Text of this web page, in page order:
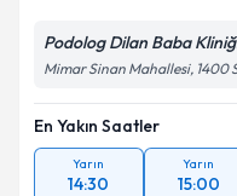
Podolog Dilan Baba
Mimar Sinan Mahallesi, 1400
En Yakın Saatler
Yarın
14:30
Yarın
15:00